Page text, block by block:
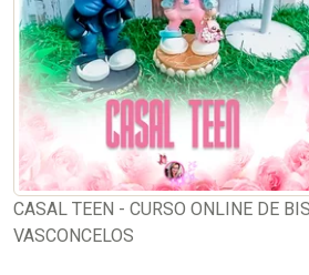
CASAL TEEN - CURSO ONLINE DE
VASCONCELOS